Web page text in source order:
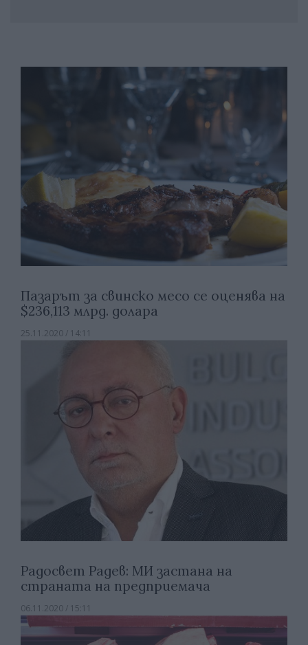
Пазарът за свинско месо се оценява на
$236,113 млрд. долара
25.11.2020 / 14:11
Радосвет Радев: МИ застана на
страната на предприемача
06.11.2020 / 15:11